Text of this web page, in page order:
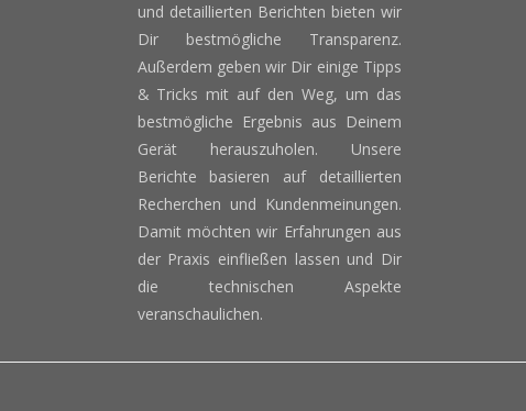
und detaillierten Berichten bieten wir
Dir bestmögliche Transparenz.
Außerdem geben wir Dir einige Tipps
& Tricks mit auf den Weg, um das
bestmögliche Ergebnis aus Deinem
Gerät herauszuholen. Unsere
Berichte basieren auf detaillierten
Recherchen und Kundenmeinungen.
Damit möchten wir Erfahrungen aus
der Praxis einfließen lassen und Dir
die technischen Aspekte
veranschaulichen.